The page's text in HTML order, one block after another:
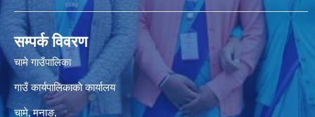
सम्पर्क विवरण
चामे गाउँपालिका
गाउँ कार्यपालिकाकाे कार्यालय
चामे‚ मनाङ‚